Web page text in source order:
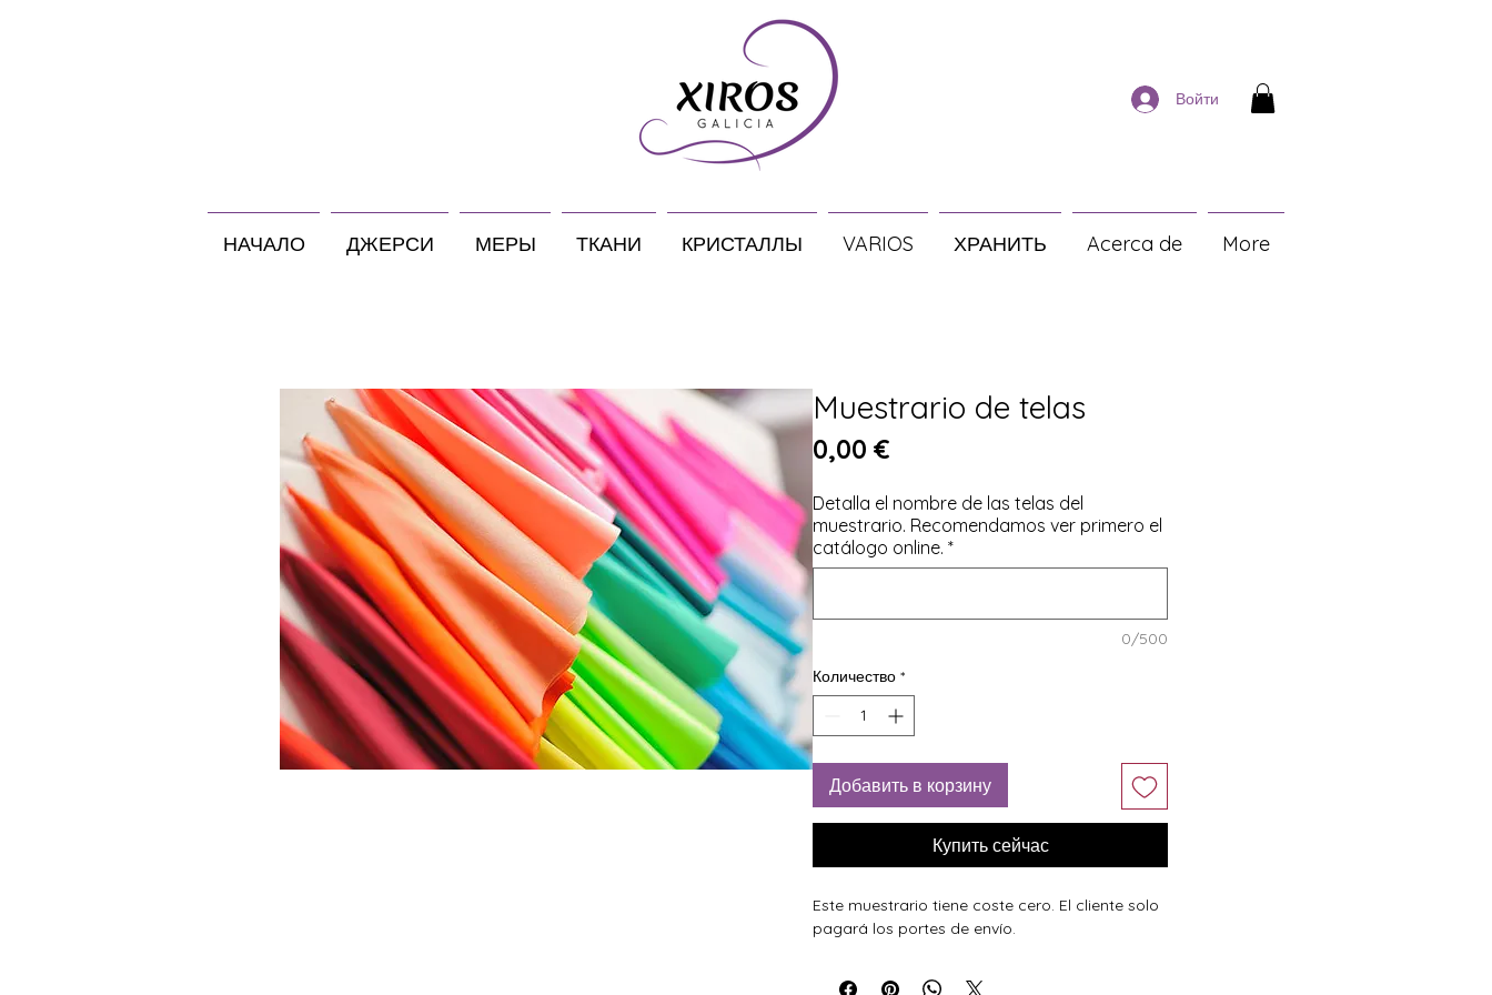
Войти
НАЧАЛО ДЖЕРСИ МЕРЫ ТКАНИ КРИСТАЛЛЫ VARIOS ХРАНИТЬ Acerca de More
Muestrario de telas
0,00 €
Detalla el nombre de las telas del
muestrario. Recomendamos ver primero el
catálogo online. *
0/500
Количество *
Добавить в корзину
Купить сейчас
Este muestrario tiene coste cero. El cliente solo
pagará los portes de envío.